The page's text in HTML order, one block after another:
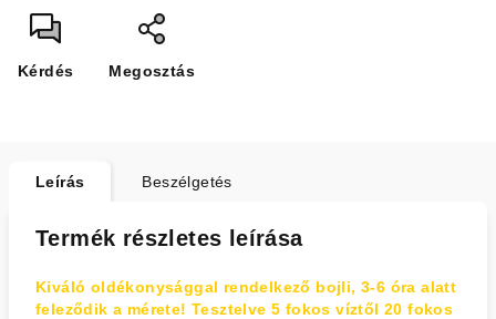
Kérdés Megosztás
Leírás Beszélgetés
Termék részletes leírása
Kiváló oldékonysággal rendelkező bojli, 3-6 óra alatt
feleződik a mérete! Tesztelve 5 fokos víztől 20 fokos